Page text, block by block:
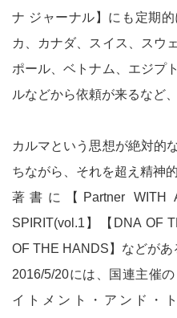
ナ ジャーナル】にも定期
カ、カナダ、スイス、スウ
ポール、ベトナム、エジプ
ルなどから依頼が来るなど
カルマという思想が絶対的
ちながら、それを超え精神
著書に【Partner WITH
SPIRIT(vol.1】【DNA OF
OF THE HANDS】などがあ
2016/5/20には、国連主催
イトメント・アンド・